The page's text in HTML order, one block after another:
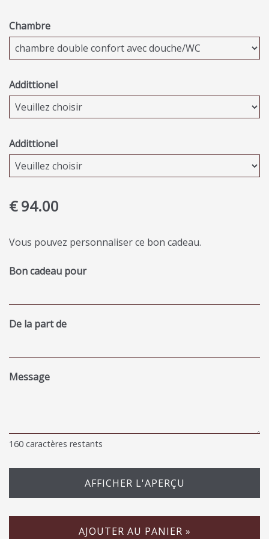
Chambre
Addittionel
Addittionel
€ 94.00
Vous pouvez personnaliser ce bon cadeau.
Bon cadeau pour
De la part de
Message
160 caractères restants
AFFICHER L'APERÇU
AJOUTER AU PANIER »